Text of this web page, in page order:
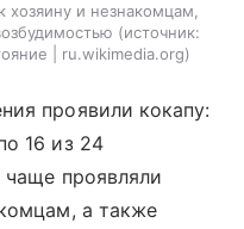
и незнакомцам,
источник:
| ru.wikimedia.org
проявили кокапу:
16 из 24
чаще проявляли
а также